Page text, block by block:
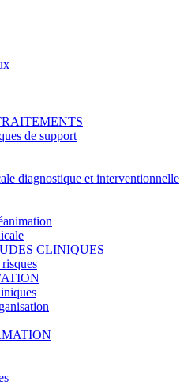
de support
diagnostique et interventionnelle
CLINIQUES